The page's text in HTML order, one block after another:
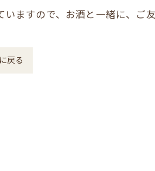
ますので、お酒と一緒に、ご
戻る